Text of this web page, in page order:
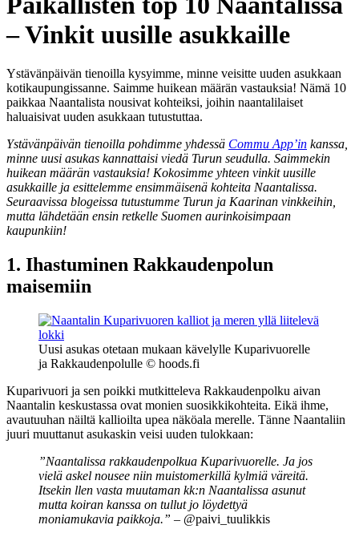
– Vinkit uusille asukkaille
Ystävänpäivän tienoilla kysyimme, minne veisitte uuden asukkaan
kotikaupungissanne. Saimme huikean määrän vastauksia! Nämä 10
paikkaa Naantalista nousivat kohteiksi, joihin naantalilaiset
haluaisivat uuden asukkaan tutustuttaa.
Ystävänpäivän tienoilla pohdimme yhdessä Commu App’in kanssa,
minne uusi asukas kannattaisi viedä Turun seudulla. Saimmekin
huikean määrän vastauksia! Kokosimme yhteen vinkit uusille
asukkaille ja esittelemme ensimmäisenä kohteita Naantalissa.
Seuraavissa blogeissa tutustumme Turun ja Kaarinan vinkkeihin,
mutta lähdetään ensin retkelle Suomen aurinkoisimpaan
kaupunkiin!
1. Ihastuminen Rakkaudenpolun
maisemiin
Uusi asukas otetaan mukaan kävelylle Kuparivuorelle
ja Rakkaudenpolulle © hoods.fi
Kuparivuori ja sen poikki mutkitteleva Rakkaudenpolku aivan
Naantalin keskustassa ovat monien suosikkikohteita. Eikä ihme,
avautuuhan näiltä kallioilta upea näköala merelle. Tänne Naantaliin
juuri muuttanut asukaskin veisi uuden tulokkaan:
”Naantalissa rakkaudenpolkua Kuparivuorelle. Ja jos
vielä askel nousee niin muistomerkillä kylmiä väreitä.
Itsekin llen vasta muutaman kk:n Naantalissa asunut
mutta koiran kanssa on tullut jo löydettyä
moniamukavia paikkoja.” – @paivi_tuulikkis